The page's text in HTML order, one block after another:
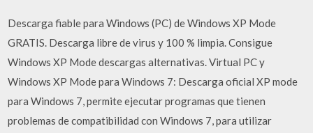
Descarga fiable para Windows (PC) de Windows XP Mode
GRATIS. Descarga libre de virus y 100 % limpia. Consigue
Windows XP Mode descargas alternativas. Virtual PC y
Windows XP Mode para Windows 7: Descarga oficial XP mode
para Windows 7, permite ejecutar programas que tienen
problemas de compatibilidad con Windows 7, para utilizar